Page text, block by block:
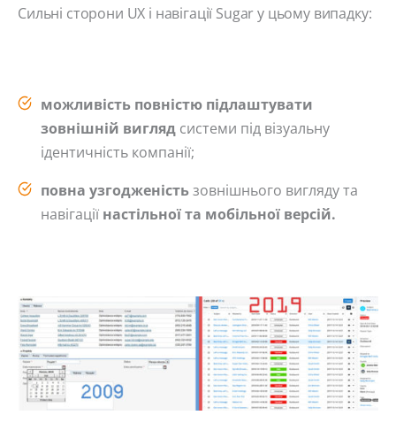
Сильні сторони UX і навігації Sugar у цьому випадку:
можливість повністю підлаштувати
зовнішній вигляд системи під візуальну
ідентичність компанії;
повна узгодженістьзовнішнього вигляду та
навігації настільної та мобільної версій.